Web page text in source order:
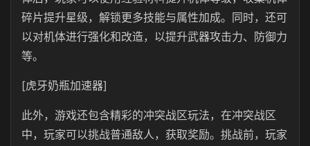
碎片提升星级，解锁更多技能与属性加成。同时，还可
以对机体进行强化和改造，以提升武器攻击力、防御力
等。
[虎牙奶瓶加速器]
此外，游戏还包含精彩的冲突战区玩法，在冲突战区
中，玩家可以挑战普通敌人，获取奖励。挑战前，玩家